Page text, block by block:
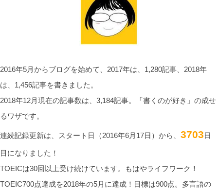
2016年5月からブログを始めて、2017年は、1,280記事、2018年
は、1,456記事を書きました。
2018年12月現在の記事数は、3,184記事。「書くのが好き」の成せ
るワザです。
連続記録更新は、スタート日（2016年6月17日）から、 3703日
目になりました！
TOEICは30回以上受け続けています。もはやライフワーク！
TOEIC700点達成を2018年の5月に達成！目標は900点。多言語の